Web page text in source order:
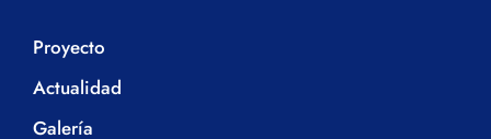
Proyecto
Actualidad
Galería